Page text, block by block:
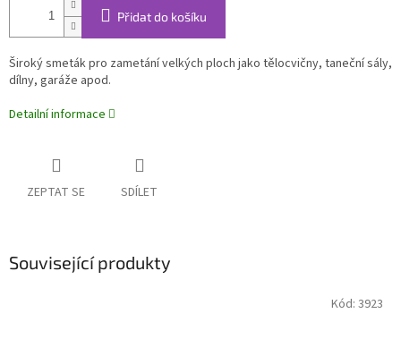
Přidat do košíku
Široký smeták pro zametání velkých ploch jako tělocvičny, taneční sály,
dílny, garáže apod.
Detailní informace
ZEPTAT SE SDÍLET
Související produkty
Kód: 3923